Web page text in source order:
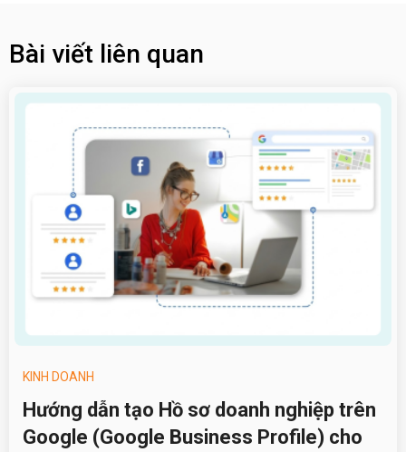
Bài viết liên quan
KINH DOANH
Hướng dẫn tạo Hồ sơ doanh nghiệp trên
Google (Google Business Profile) cho